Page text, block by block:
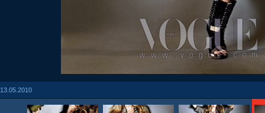
13.05.2010